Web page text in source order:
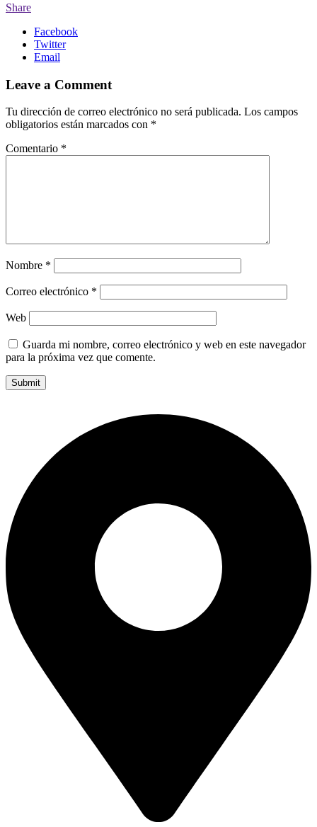
Share
Facebook
Twitter
Email
Leave a Comment
Tu dirección de correo electrónico no será publicada. Los campos
obligatorios están marcados con *
Comentario *
Nombre *
Correo electrónico *
Web
Guarda mi nombre, correo electrónico y web en este navegador
para la próxima vez que comente.